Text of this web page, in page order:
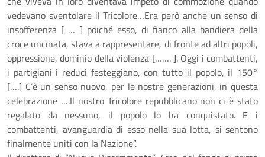
vedevano sventolare il Tricolore…Era però anche un senso di
insofferenza [ … ] poiché esso, di fianco alla bandiera della
croce uncinata, stava a rappresentare, di fronte ad altri popoli,
oppressione, dominio della violenza [……. ]. Oggi i combattenti,
i partigiani i reduci festeggiano, con tutto il popolo, il 150°
[….] C’è un senso nuovo, per le nostre generazioni, in questa
celebrazione ….Il nostro Tricolore repubblicano non ci è stato
regalato da nessuno, il popolo lo ha conquistato. E i
combattenti, avanguardia di esso nella sua lotta, si sentono
finalmente uniti con la Nazione”.